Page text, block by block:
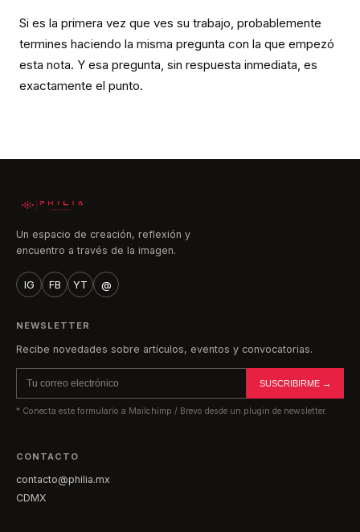
Si es la primera vez que ves su trabajo, probablemente
termines haciendo la misma pregunta con la que empezó
esta nota. Y esa pregunta, sin respuesta inmediata, es
exactamente el punto.
Un espacio de creación, reflexión y
encuentro a través de la imagen.
IG FB YT @
NEWSLETTER
Recibe novedades sobre artículos, eventos y convocatorias.
SUSCRIBIRME →
* Conecta este formulario a Mailchimp / Brevo desde un plugin de newsletter.
CONTACTO
contacto@philia.mx
CDMX